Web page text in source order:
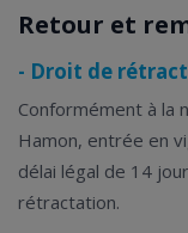
Retour et
- Droit de
Conformément à la
Hamon, entrée en
délai légal de 14
rétractation.